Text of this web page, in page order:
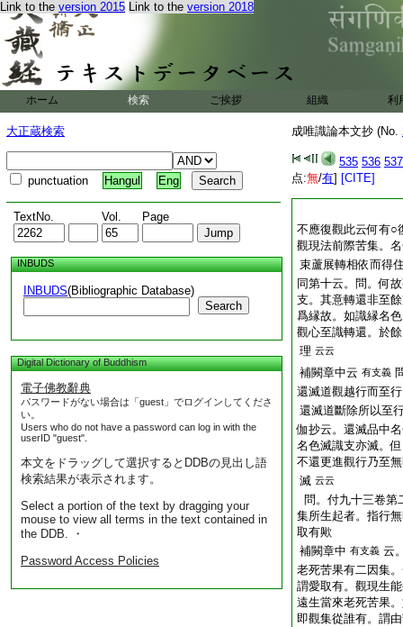
Link to the version 2015 Link to the version 2018
ホーム 検索 ご挨拶 組織 利
大正蔵検索
punctuation Hangul Eng
TextNo. Vol. Page
INBUDS
INBUDS(Bibliographic Database)
Search
Digital Dictionary of Buddhism
電子佛教辭典
パスワードがない場合は「guest」でログインしてくださ
い。
Users who do not have a password can log in with the
userID "guest".
本文をドラッグして選択するとDDBの見出し語
検索結果が表示されます。
Select a portion of the text by dragging your
mouse to view all terms in the text contained in
the DDB. ・
Password Access Policies
成唯識論本文抄 (No.
535 536 537
点:無/有] [CITE]
不應復觀此云何有○
觀現法前際苦集。
束蘆展轉相依而得
同第十云。問。何
支。其意轉還非至
爲縁故。如識縁名
觀心至識轉還。於
理 云云
補闕章中云 有支義
還滅道觀越行而至
還滅道斷除所以至
伽抄云。還滅品中
名色滅識支亦滅。
不還更進觀行乃至
滅 云云
問。付九十三卷第
集所生起者。指行
取有歟
補闕章中 有支義 云
老死苦果有二因集
謂愛取有。觀現生
遠生當來老死苦果
即觀集從誰有。謂